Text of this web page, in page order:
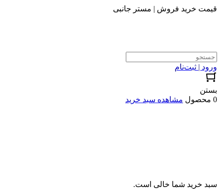
قیمت خرید فروش | مستر جانبی
ورود | ثبت‌نام
بستن
0 محصول
مشاهده سبد خرید
سبد خرید شما خالی است.